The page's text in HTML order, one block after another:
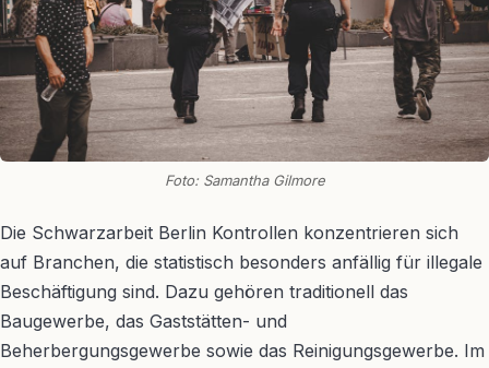
Foto: Samantha Gilmore
Die Schwarzarbeit Berlin Kontrollen konzentrieren sich
auf Branchen, die statistisch besonders anfällig für illegale
Beschäftigung sind. Dazu gehören traditionell das
Baugewerbe, das Gaststätten- und
Beherbergungsgewerbe sowie das Reinigungsgewerbe. Im